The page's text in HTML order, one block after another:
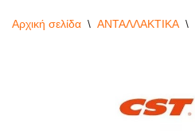
Αρχική σελίδα \ ΑΝΤΑΛΛΑΚΤΙΚΑ \